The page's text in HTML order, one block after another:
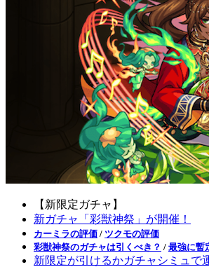
【新限定ガチャ】
新ガチャ「彩獣神祭」が開催！
カーミラの評価 / ツクモの評価
彩獣神祭のガチャは引くべき？ / 最強に暫
新限定が引けるかガチャシミュで